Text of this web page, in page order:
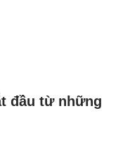
đầu từ những